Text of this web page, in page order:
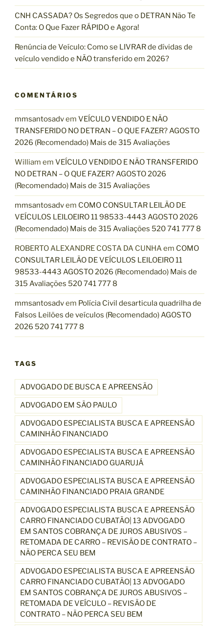
d
e
R
$
4
1
l
a
o
c
a
i
r
e
G
o
l
p
e
d
o
L
i
l
L
S
O
”
CNH CASSADA? Os Segredos que o DETRAN Não Te
Conta: O Que Fazer RÁPIDO e Agora!
Renúncia de Veículo: Como se LIVRAR de dívidas de
veículo vendido e NÃO transferido em 2026?
COMENTÁRIOS
mmsantosadvem VEÍCULO VENDIDO E NÃO
TRANSFERIDO NO DETRAN – O QUE FAZER? AGOSTO
2026 (Recomendado) Mais de 315 Avaliações
William em VEÍCULO VENDIDO E NÃO TRANSFERIDO
NO DETRAN – O QUE FAZER? AGOSTO 2026
(Recomendado) Mais de 315 Avaliações
mmsantosadvem COMO CONSULTAR LEILÃO DE
VEÍCULOS LEILOEIRO 11 98533-4443 AGOSTO 2026
(Recomendado) Mais de 315 Avaliações 520 741 777 8
ROBERTO ALEXANDRE COSTA DA CUNHAem COMO
CONSULTAR LEILÃO DE VEÍCULOS LEILOEIRO 11
98533-4443 AGOSTO 2026 (Recomendado) Mais de
315 Avaliações 520 741 777 8
mmsantosadvem Polícia Civil desarticula quadrilha de
Falsos Leilões de veículos (Recomendado) AGOSTO
2026 520 741 777 8
TAGS
ADVOGADO DE BUSCA E APREENSÃO
ADVOGADO EM SÃO PAULO
ADVOGADO ESPECIALISTA BUSCA E APREENSÃO
CAMINHÃO FINANCIADO
ADVOGADO ESPECIALISTA BUSCA E APREENSÃO
CAMINHÃO FINANCIADO GUARUJÁ
ADVOGADO ESPECIALISTA BUSCA E APREENSÃO
CAMINHÃO FINANCIADO PRAIA GRANDE
ADVOGADO ESPECIALISTA BUSCA E APREENSÃO
CARRO FINANCIADO CUBATÃO| 13 ADVOGADO
EM SANTOS COBRANÇA DE JUROS ABUSIVOS –
RETOMADA DE CARRO – REVISÃO DE CONTRATO –
NÃO PERCA SEU BEM
ADVOGADO ESPECIALISTA BUSCA E APREENSÃO
CARRO FINANCIADO CUBATÃO| 13 ADVOGADO
EM SANTOS COBRANÇA DE JUROS ABUSIVOS –
RETOMADA DE VEÍCULO – REVISÃO DE
CONTRATO – NÃO PERCA SEU BEM